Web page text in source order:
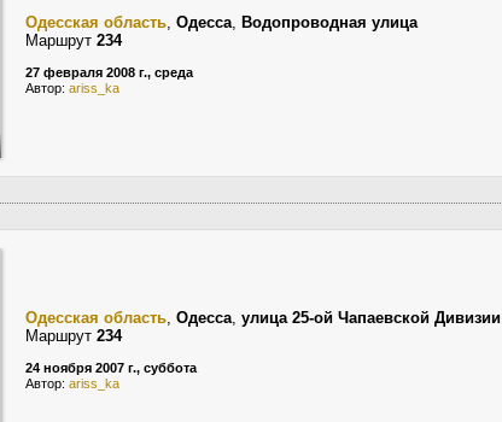
Одесская область, Одесса, Водопроводная улица
Маршрут 234
27 февраля 2008 г., среда
Автор: ariss_ka
Одесская область, Одесса, улица 25-ой Чапаевской Дивизии
Маршрут 234
24 ноября 2007 г., суббота
Автор: ariss_ka